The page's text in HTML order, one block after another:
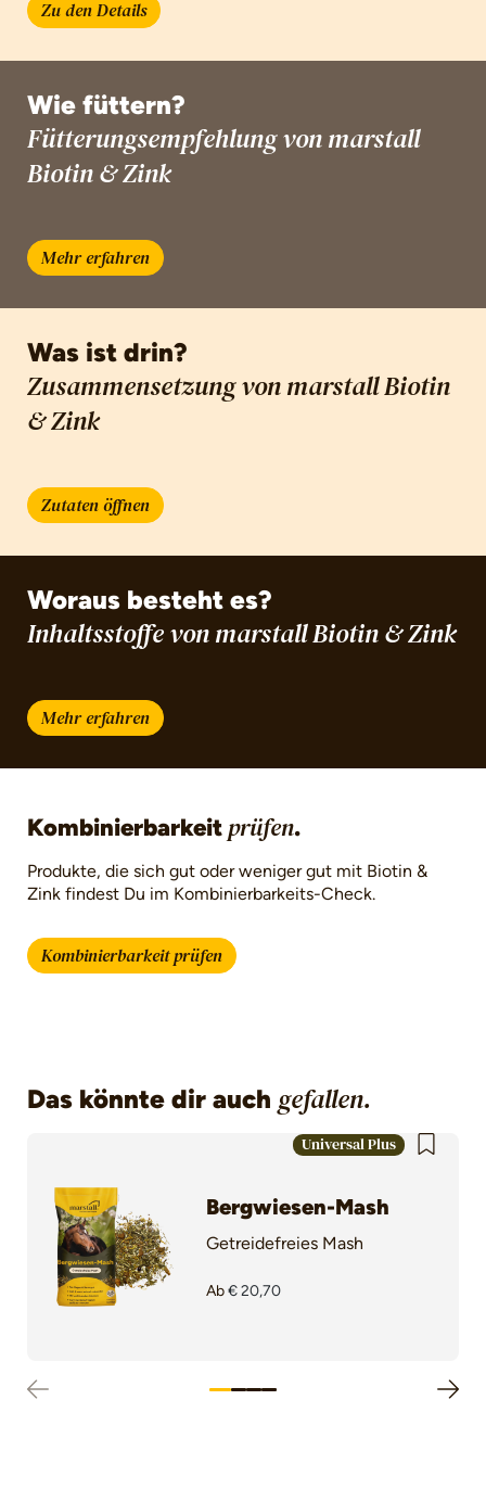
Zu den Details
Wie füttern?
Fütterungsempfehlung von marstall
Biotin & Zink
Mehr erfahren
Was ist drin?
Zusammensetzung von marstall Biotin
& Zink
Zutaten öffnen
Woraus besteht es?
Inhaltsstoffe von marstall Biotin & Zink
Mehr erfahren
Kombinierbarkeitprüfen.
Produkte, die sich gut oder weniger gut mit Biotin &
Zink findest Du im Kombinierbarkeits-Check.
Kombinierbarkeit prüfen
Das könnte dir auch gefallen.
Universal Plus
Bergwiesen-Mash
Getreidefreies Mash
Ab€ 20,70